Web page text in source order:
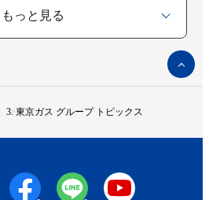
もっと見る
ペ
ー
ジ
プ
東京ガス グループ トピックス